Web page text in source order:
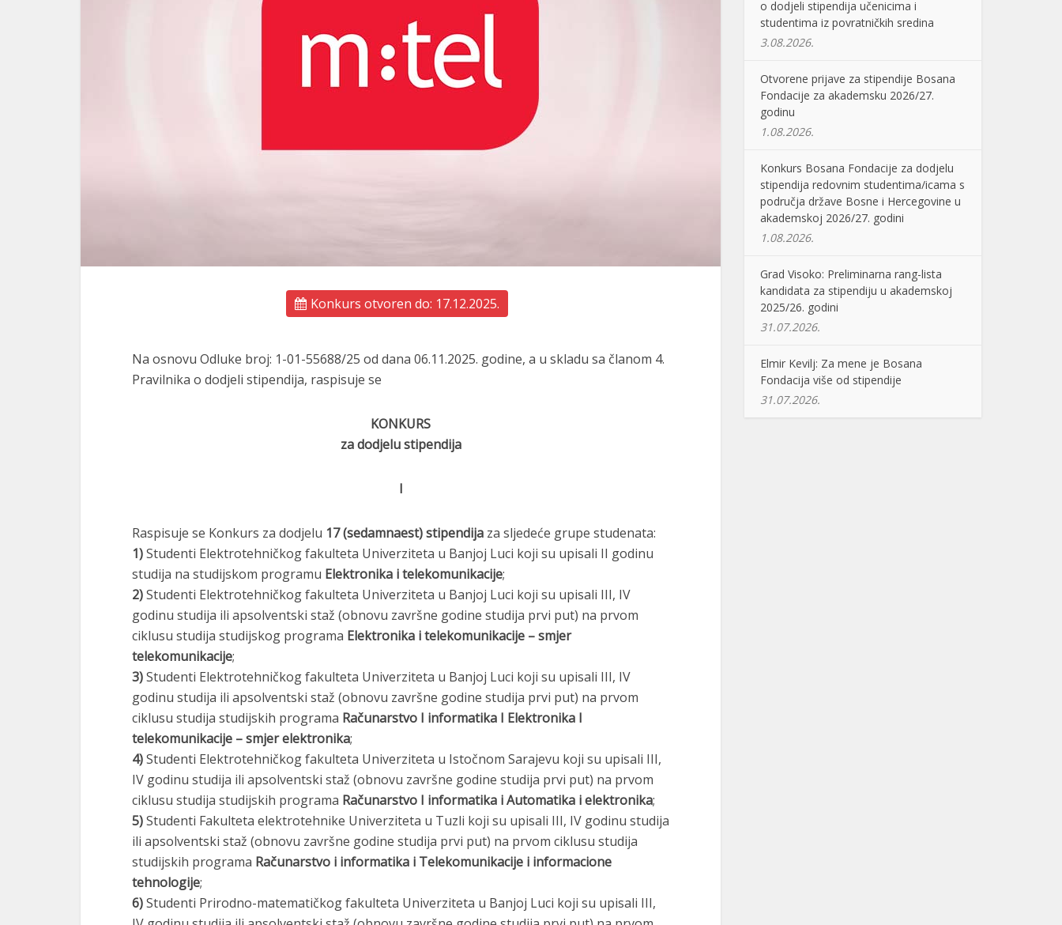
Konkurs otvoren do: 17.12.2025.
Na osnovu Odluke broj: 1-01-55688/25 od dana 06.11.2025. godine, a u skladu sa članom 4.
Pravilnika o dodjeli stipendija, raspisuje se
KONKURS
za dodjelu stipendija
I
Raspisuje se Konkurs za dodjelu 17 (sedamnaest) stipendija za sljedeće grupe studenata:
1)Studenti Elektrotehničkog fakulteta Univerziteta u Banjoj Luci koji su upisali II godinu
studija na studijskom programu Elektronika i telekomunikacije;
2)Studenti Elektrotehničkog fakulteta Univerziteta u Banjoj Luci koji su upisali III, IV
godinu studija ili apsolventski staž (obnovu završne godine studija prvi put) na prvom
ciklusu studija studijskog programa Elektronika i telekomunikacije – smjer
telekomunikacije;
3)Studenti Elektrotehničkog fakulteta Univerziteta u Banjoj Luci koji su upisali III, IV
godinu studija ili apsolventski staž (obnovu završne godine studija prvi put) na prvom
ciklusu studija studijskih programa Računarstvo I informatika I Elektronika I
telekomunikacije – smjer elektronika;
4)Studenti Elektrotehničkog fakulteta Univerziteta u Istočnom Sarajevu koji su upisali III,
IV godinu studija ili apsolventski staž (obnovu završne godine studija prvi put) na prvom
ciklusu studija studijskih programa Računarstvo I informatika i Automatika i elektronika;
5)Studenti Fakulteta elektrotehnike Univerziteta u Tuzli koji su upisali III, IV godinu studija
ili apsolventski staž (obnovu završne godine studija prvi put) na prvom ciklusu studija
studijskih programa Računarstvo i informatika i Telekomunikacije i informacione
tehnologije;
6)Studenti Prirodno-matematičkog fakulteta Univerziteta u Banjoj Luci koji su upisali III,
o dodjeli stipendija učenicima i
studentima iz povratničkih sredina
3.08.2026.
Otvorene prijave za stipendije Bosana
Fondacije za akademsku 2026/27.
godinu
1.08.2026.
Konkurs Bosana Fondacije za dodjelu
stipendija redovnim studentima/icama s
područja države Bosne i Hercegovine u
akademskoj 2026/27. godini
1.08.2026.
Grad Visoko: Preliminarna rang-lista
kandidata za stipendiju u akademskoj
2025/26. godini
31.07.2026.
Elmir Kevilj: Za mene je Bosana
Fondacija više od stipendije
31.07.2026.